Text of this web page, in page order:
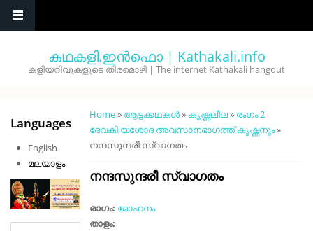
കഥകളി.ഇൻഫൊ | Kathakali.info
കളിയറിവുകളുടെ തിരമൊഴി | The internet Kathakali hangout
You are here
Home» ആട്ടക്കഥകൾ» കൃഷ്ണലീല» രംഗം 2
ദേവകി,യശോദ അവസാനഭാഗത്ത് കൃഷ്ണനും»
നന്ദസുന്ദരീ സ്വാഗതം
നന്ദസുന്ദരീ സ്വാഗതം
രാഗം: മോഹനം
താളം:
Languages
English
മലയാളം